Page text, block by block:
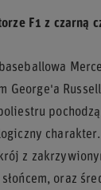
F1 z czarną
George'a
z
oraz